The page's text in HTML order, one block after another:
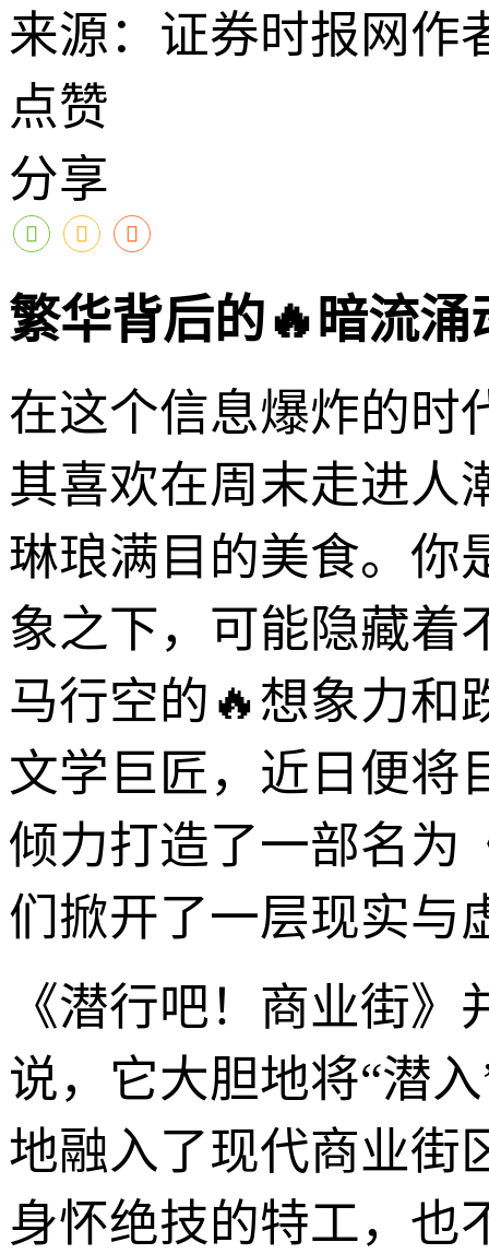
来源：证券时报网作
点赞
分享
繁华背后的🔥暗流
在这个信息爆炸的时
其喜欢在周末走进人
琳琅满目的美食。你
象之下，可能隐藏着
马行空的🔥想象力和
文学巨匠，近日便将
倾力打造了一部名为
们掀开了一层现实与
《潜行吧！商业街
说，它大胆地将“潜
地融入了现代商业街
身怀绝技的特工，也